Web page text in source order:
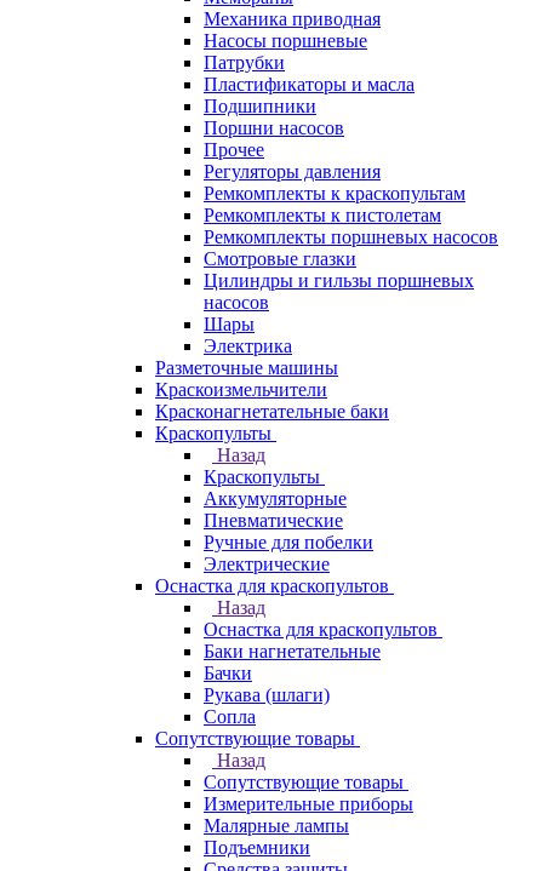
Механика приводная
Насосы поршневые
Патрубки
Пластификаторы и масла
Подшипники
Поршни насосов
Прочее
Регуляторы давления
Ремкомплекты к краскопультам
Ремкомплекты к пистолетам
Ремкомплекты поршневых насосов
Смотровые глазки
Цилиндры и гильзы поршневых
насосов
Шары
Электрика
Разметочные машины
Краскоизмельчители
Красконагнетательные баки
Краскопульты
Назад
Краскопульты
Аккумуляторные
Пневматические
Ручные для побелки
Электрические
Оснастка для краскопультов
Назад
Оснастка для краскопультов
Баки нагнетательные
Бачки
Рукава (шлаги)
Сопла
Сопутствующие товары
Назад
Сопутствующие товары
Измерительные приборы
Малярные лампы
Подъемники